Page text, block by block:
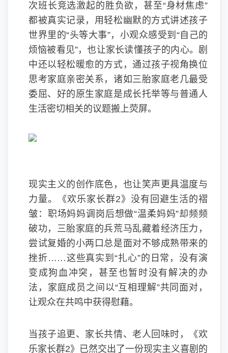
次班长竞选激起的胜负欲，甚至“身材焦虑”
都被真实记录，用轻松幽默的方式讲述孩子
世界里的“头等大事”，小观众感受到“自己的
烦恼被看见”，也让家长读懂孩子的内心。剧
中还以轻松暖愈的方式，通过孩子视角换位
思考家庭亲密关系，诸如三胎家庭老几最受
委屈、好的原生家庭是成长托举等与普通人
生活密切相关的议题搬上荧屏。
现实主义的创作底色，也让笑声更具温度与
力量。《欢乐家长群2》没有回避生活的褶
皱：职场妈妈调岗后想做“温柔妈妈”却频频
破功，三胎家庭的兵荒马乱藏着经济压力，
尝试复婚的小两口总是面对不够成熟带来的
挫折……这些真实到“扎心”的日常，没有演
变成狗血冲突，甚至也暂时没有解决的办
法，家庭成员之间以“互相理解”共同面对，
让观众在共鸣中获得慰藉。
当孩子追更、家长共情、老人回味时，《欢
乐家长群2》已然交出了一份现实主义喜剧的